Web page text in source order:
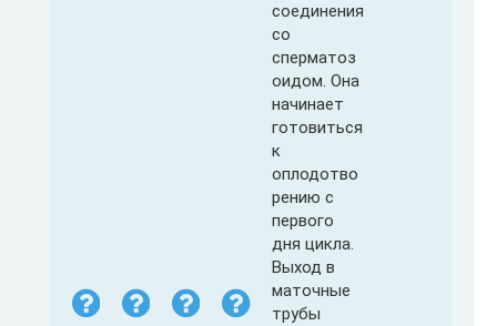
соединения
со
сперматоз
оидом. Она
начинает
готовиться
к
оплодотво
рению с
первого
дня цикла.
Выход в
маточные
трубы